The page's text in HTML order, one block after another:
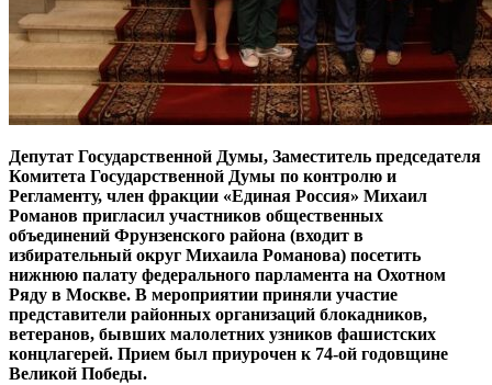
Депутат Государственной Думы, Заместитель председателя
Комитета Государственной Думы по контролю и
Регламенту, член фракции «Единая Россия» Михаил
Романов пригласил участников общественных
объединений Фрунзенского района (входит в
избирательный округ Михаила Романова) посетить
нижнюю палату федерального парламента на Охотном
Ряду в Москве. В мероприятии приняли участие
представители районных организаций блокадников,
ветеранов, бывших малолетних узников фашистских
концлагерей. Прием был приурочен к 74-ой годовщине
Великой Победы.